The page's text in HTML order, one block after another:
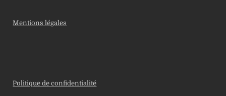
Mentions légales
Politique de confidentialité